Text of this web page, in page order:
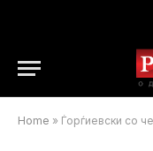
Home » Ѓорѓиевски со честитка за Денот на